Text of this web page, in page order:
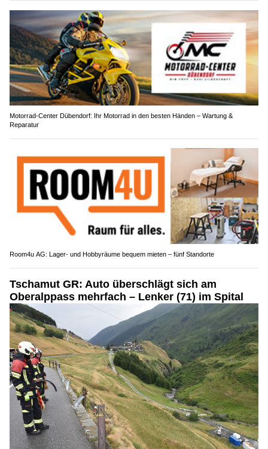
Motorrad-Center Dübendorf: Ihr Motorrad in den besten Händen – Wartung &
Reparatur
Room4u AG: Lager- und Hobbyräume bequem mieten – fünf Standorte
Tschamut GR: Auto überschlägt sich am
Oberalppass mehrfach – Lenker (71) im Spital